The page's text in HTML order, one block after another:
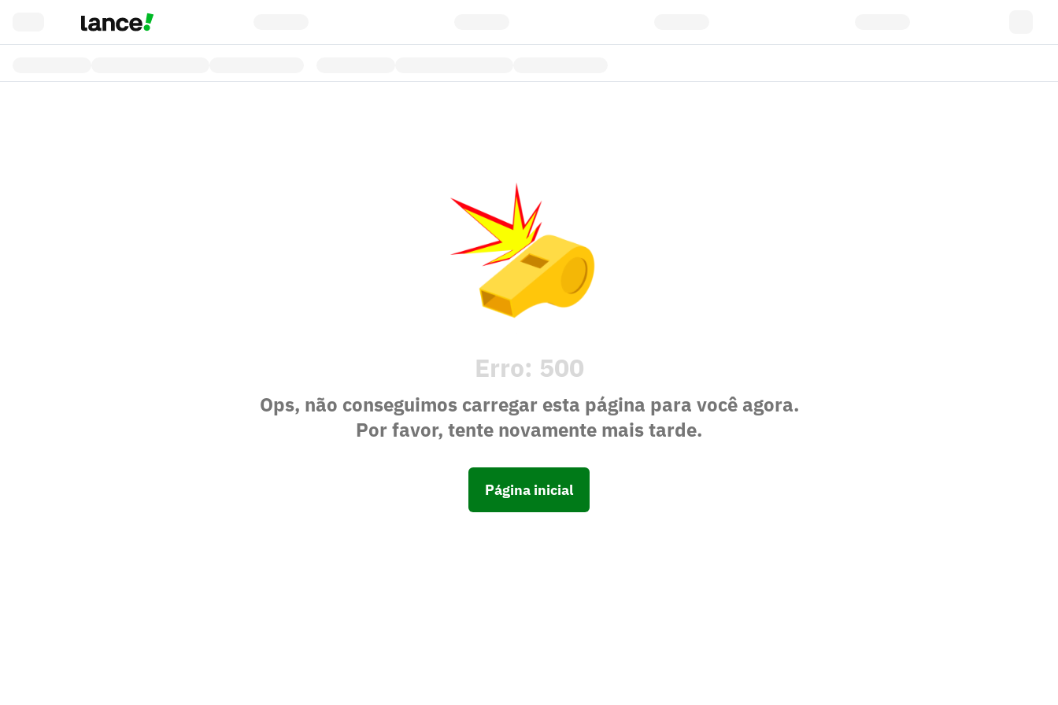
Erro: 500
Ops, não conseguimos carregar esta página para você agora.
Por favor, tente novamente mais tarde.
Página inicial